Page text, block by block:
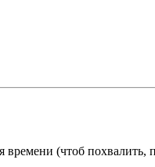
(чтоб похвалить,